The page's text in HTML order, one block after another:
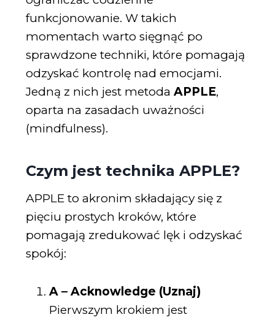
funkcjonowanie. W takich
momentach warto sięgnąć po
sprawdzone techniki, które pomagają
odzyskać kontrolę nad emocjami.
Jedną z nich jest metoda APPLE,
oparta na zasadach uważności
(mindfulness).
Czym jest technika APPLE?
APPLE to akronim składający się z
pięciu prostych kroków, które
pomagają zredukować lęk i odzyskać
spokój:
A – Acknowledge (Uznaj)
Pierwszym krokiem jest